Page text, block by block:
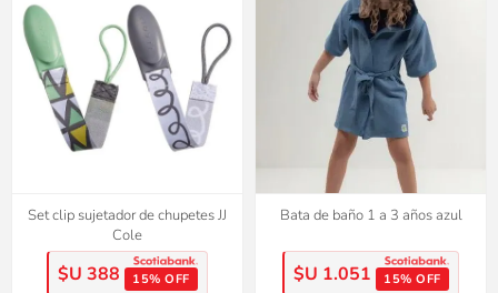
Set clip sujetador de chupetes JJ
Cole
$U 388 15% OFF
Bata de baño 1 a 3 años azul
$U 1.051 15% OFF